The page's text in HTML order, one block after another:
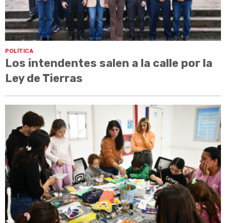
POLÍTICA
Los intendentes salen a la calle por la
Ley de Tierras